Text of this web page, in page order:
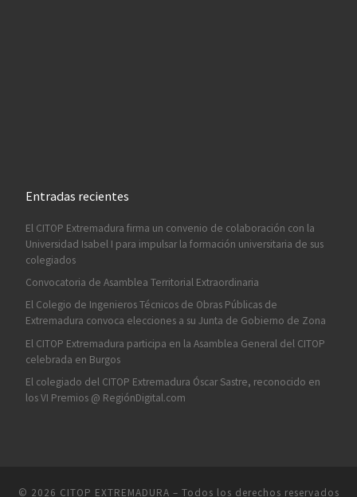
Entradas recientes
El CITOP Extremadura firma un convenio de colaboración con la
Universidad Isabel I para impulsar la formación universitaria de sus
colegiados
Convocatoria de Asamblea Territorial Extraordinaria
El Colegio de Ingenieros Técnicos de Obras Públicas de
Extremadura convoca elecciones a su Junta de Gobierno de Zona
El CITOP Extremadura participa en la Asamblea General del CITOP
celebrada en Burgos
El colegiado del CITOP Extremadura Óscar Sastre, reconocido en
los VI Premios @ RegiónDigital.com
© 2026 CITOP EXTREMADURA – Todos los derechos reservados